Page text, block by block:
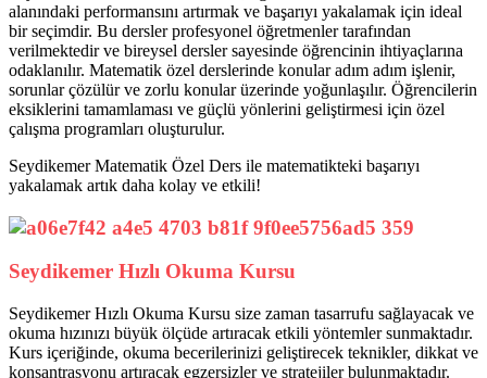
alanındaki performansını artırmak ve başarıyı yakalamak için ideal
bir seçimdir. Bu dersler profesyonel öğretmenler tarafından
verilmektedir ve bireysel dersler sayesinde öğrencinin ihtiyaçlarına
odaklanılır. Matematik özel derslerinde konular adım adım işlenir,
sorunlar çözülür ve zorlu konular üzerinde yoğunlaşılır. Öğrencilerin
eksiklerini tamamlaması ve güçlü yönlerini geliştirmesi için özel
çalışma programları oluşturulur.
Seydikemer Matematik Özel Ders ile matematikteki başarıyı
yakalamak artık daha kolay ve etkili!
Seydikemer Hızlı Okuma Kursu
Seydikemer Hızlı Okuma Kursu size zaman tasarrufu sağlayacak ve
okuma hızınızı büyük ölçüde artıracak etkili yöntemler sunmaktadır.
Kurs içeriğinde, okuma becerilerinizi geliştirecek teknikler, dikkat ve
konsantrasyonu artıracak egzersizler ve stratejiler bulunmaktadır.